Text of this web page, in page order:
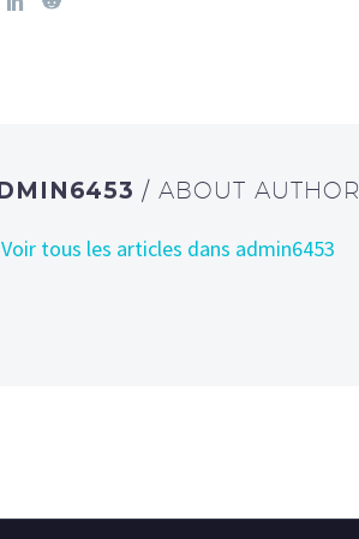
/ ABOUT AUTHOR
Voir tous les articles dans admin6453